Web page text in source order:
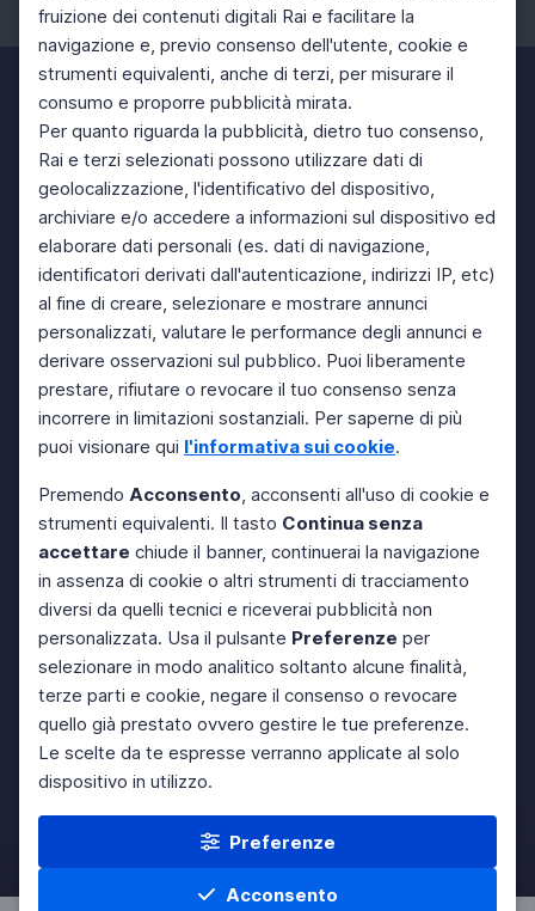
fruizione dei contenuti digitali Rai e facilitare la
navigazione e, previo consenso dell'utente, cookie e
strumenti equivalenti, anche di terzi, per misurare il
consumo e proporre pubblicità mirata.
Per quanto riguarda la pubblicità, dietro tuo consenso,
Rai e terzi selezionati possono utilizzare dati di
geolocalizzazione, l'identificativo del dispositivo,
archiviare e/o accedere a informazioni sul dispositivo ed
elaborare dati personali (es. dati di navigazione,
identificatori derivati dall'autenticazione, indirizzi IP, etc)
al fine di creare, selezionare e mostrare annunci
personalizzati, valutare le performance degli annunci e
derivare osservazioni sul pubblico. Puoi liberamente
prestare, rifiutare o revocare il tuo consenso senza
incorrere in limitazioni sostanziali. Per saperne di più
puoi visionare qui l'informativa sui cookie.
Premendo Acconsento, acconsenti all'uso di cookie e
strumenti equivalenti. Il tasto Continua senza
accettare chiude il banner, continuerai la navigazione
in assenza di cookie o altri strumenti di tracciamento
diversi da quelli tecnici e riceverai pubblicità non
personalizzata. Usa il pulsante Preferenze per
selezionare in modo analitico soltanto alcune finalità,
terze parti e cookie, negare il consenso o revocare
quello già prestato ovvero gestire le tue preferenze.
Le scelte da te espresse verranno applicate al solo
dispositivo in utilizzo.
Preferenze
Acconsento
Facebook Instagram Twitter